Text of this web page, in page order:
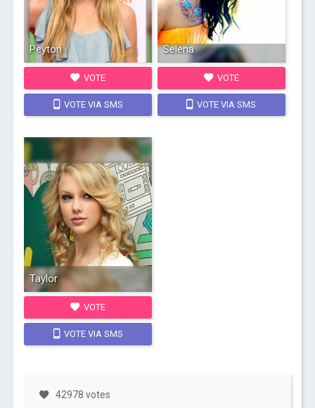
Peyton
VOTE
VOTE VIA SMS
Selena
VOTE
VOTE VIA SMS
Taylor
VOTE
VOTE VIA SMS
42978 votes